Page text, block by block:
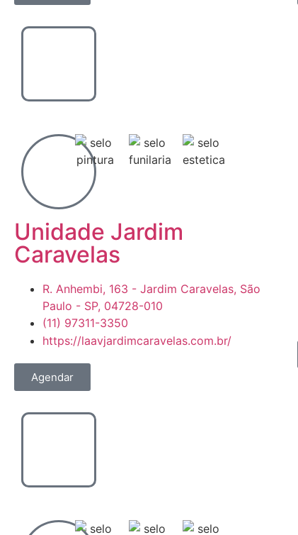
Unidade Jardim
Caravelas
R. Anhembi, 163 - Jardim Caravelas, São
Paulo - SP, 04728-010
(11) 97311-3350
https://laavjardimcaravelas.com.br/
Agendar